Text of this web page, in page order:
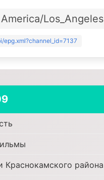
America/Los_Angeles
epg.xml?channel_id=7137
Краснокамского района